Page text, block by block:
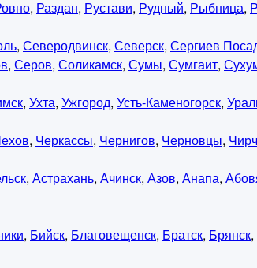
, Раздан, Рустави, Рудный, Рыбница,
, Северодвинск, Северск, Сергиев
, Серов, Соликамск, Сумы, Сумгаит,
, Ухта, Ужгород, Усть-Каменогорск,
, Черкассы, Чернигов, Черновцы,
, Астрахань, Ачинск, Азов, Анапа,
, Бийск, Благовещенск, Братск, Брянск,